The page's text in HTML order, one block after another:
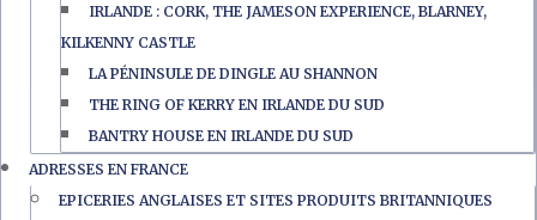
IRLANDE : CORK, THE JAMESON EXPERIENCE, BLARNEY,
KILKENNY CASTLE
LA PÉNINSULE DE DINGLE AU SHANNON
THE RING OF KERRY EN IRLANDE DU SUD
BANTRY HOUSE EN IRLANDE DU SUD
ADRESSES EN FRANCE
EPICERIES ANGLAISES ET SITES PRODUITS BRITANNIQUES